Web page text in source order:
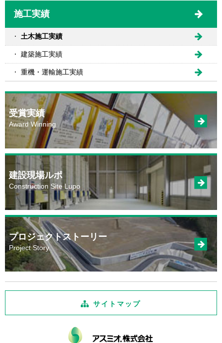
施工実績
土木施工実績
建築施工実績
重機・運輸施工実績
受賞実績
Award Winning
建設現場ルポ
Construction Site Lupo
プロジェクトストーリー
Project Story
サイトマップ